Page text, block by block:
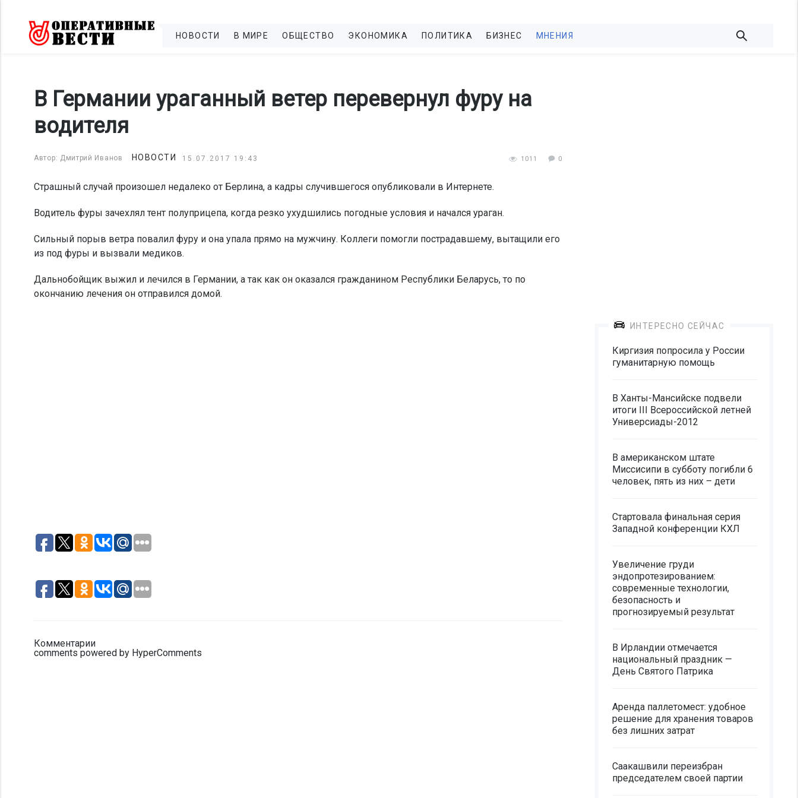
НОВОСТИ В МИРЕ ОБЩЕСТВО ЭКОНОМИКА ПОЛИТИКА БИЗНЕС МНЕНИЯ
В Германии ураганный ветер перевернул фуру на
водителя
Автор: Дмитрий Иванов НОВОСТИ 15.07.2017 19:43 1011 0
Страшный случай произошел недалеко от Берлина, а кадры случившегося опубликовали в Интернете.
Водитель фуры зачехлял тент полуприцепа, когда резко ухудшились погодные условия и начался ураган.
Сильный порыв ветра повалил фуру и она упала прямо на мужчину. Коллеги помогли пострадавшему, вытащили его
из под фуры и вызвали медиков.
Дальнобойщик выжил и лечился в Германии, а так как он оказался гражданином Республики Беларусь, то по
окончанию лечения он отправился домой.
Комментарии
comments powered by HyperComments
ИНТЕРЕСНО СЕЙЧАС
Киргизия попросила у России
гуманитарную помощь
В Ханты-Мансийске подвели
итоги III Всероссийской летней
Универсиады-2012
В американском штате
Миссисипи в субботу погибли 6
человек, пять из них – дети
Стартовала финальная серия
Западной конференции КХЛ
Увеличение груди
эндопротезированием:
современные технологии,
безопасность и
прогнозируемый результат
В Ирландии отмечается
национальный праздник —
День Святого Патрика
Аренда паллетомест: удобное
решение для хранения товаров
без лишних затрат
Саакашвили переизбран
председателем своей партии